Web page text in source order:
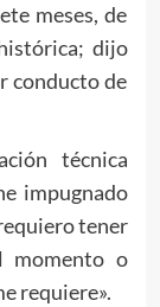
meses, de
dijo
conducto de
técnica
impugnado
tener
momento o
requiere».